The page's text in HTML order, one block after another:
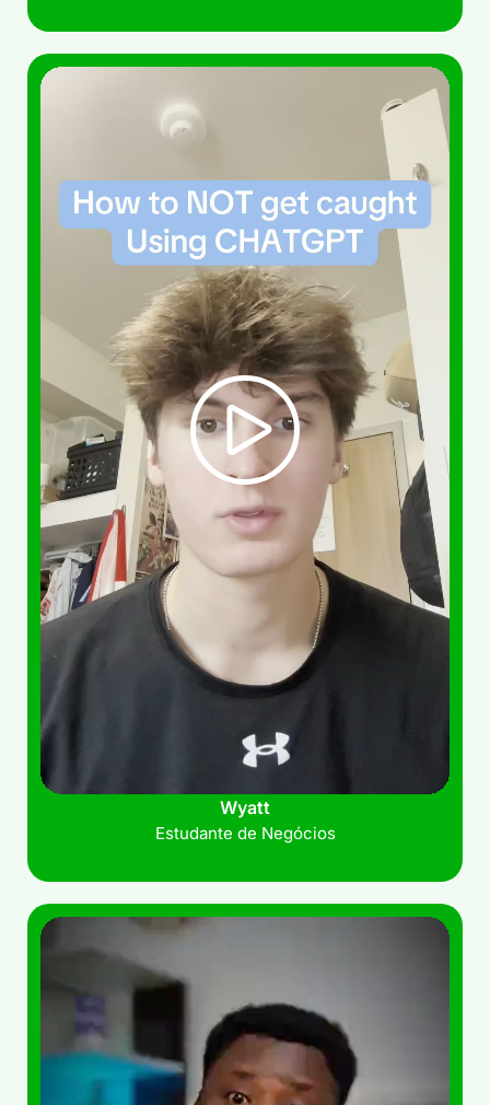
Wyatt
Estudante de Negócios